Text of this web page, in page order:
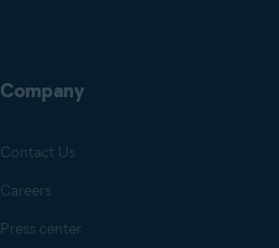
Company
Contact Us
Careers
Press center